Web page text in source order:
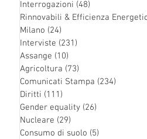
Interrogazioni (48)
Rinnovabili & Efficienza
Milano (24)
Interviste (231)
Assange (10)
Agricoltura (73)
Comunicati Stampa (234)
Diritti (111)
Gender equality (26)
Nucleare (29)
Consumo di suolo (5)